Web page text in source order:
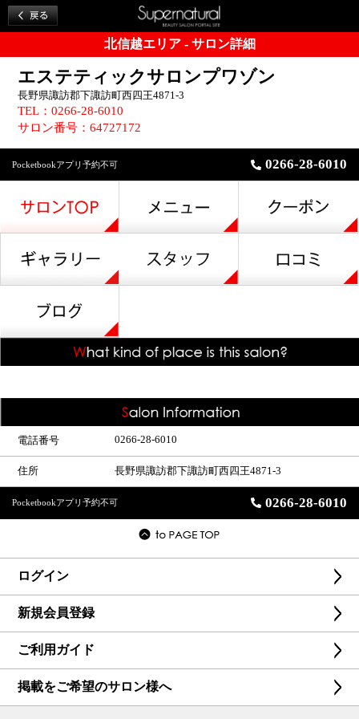
北信越エリア - サロン詳細
エステティックサロンプワゾン
長野県諏訪郡下諏訪町西四王4871-3
TEL：0266-28-6010
サロン番号：64727172
Pocketbookアプリ予約不可 0266-28-6010
電話番号 0266-28-6010
住所 長野県諏訪郡下諏訪町西四王4871-3
Pocketbookアプリ予約不可 0266-28-6010
ログイン
新規会員登録
ご利用ガイド
掲載をご希望のサロン様へ